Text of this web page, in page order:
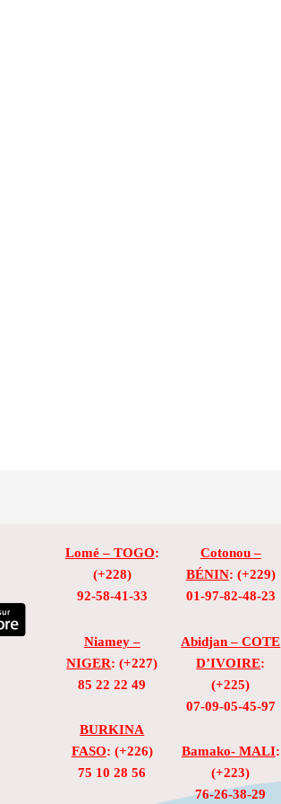
Lomé – TOGO:
(+228)
92-58-41-33
Niamey –
NIGER: (+227)
85 22 22 49
BURKINA
FASO: (+226)
75 10 28 56
Cotonou –
BÉNIN: (+229)
01-97-82-48-23
Abidjan – COTE
D’IVOIRE:
(+225)
07-09-05-45-97
Bamako- MALI:
(+223)
76-26-38-29